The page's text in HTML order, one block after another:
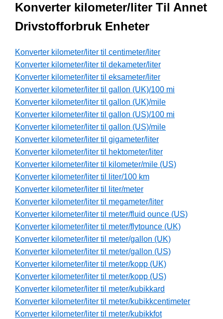
Konverter kilometer/liter Til Annet
Drivstofforbruk Enheter
Konverter kilometer/liter til centimeter/liter
Konverter kilometer/liter til dekameter/liter
Konverter kilometer/liter til eksameter/liter
Konverter kilometer/liter til gallon (UK)/100 mi
Konverter kilometer/liter til gallon (UK)/mile
Konverter kilometer/liter til gallon (US)/100 mi
Konverter kilometer/liter til gallon (US)/mile
Konverter kilometer/liter til gigameter/liter
Konverter kilometer/liter til hektometer/liter
Konverter kilometer/liter til kilometer/mile (US)
Konverter kilometer/liter til liter/100 km
Konverter kilometer/liter til liter/meter
Konverter kilometer/liter til megameter/liter
Konverter kilometer/liter til meter/fluid ounce (US)
Konverter kilometer/liter til meter/flytounce (UK)
Konverter kilometer/liter til meter/gallon (UK)
Konverter kilometer/liter til meter/gallon (US)
Konverter kilometer/liter til meter/kopp (UK)
Konverter kilometer/liter til meter/kopp (US)
Konverter kilometer/liter til meter/kubikkard
Konverter kilometer/liter til meter/kubikkcentimeter
Konverter kilometer/liter til meter/kubikkfot